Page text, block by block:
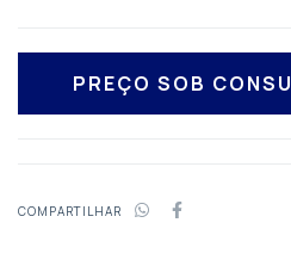
COMPARTILHAR